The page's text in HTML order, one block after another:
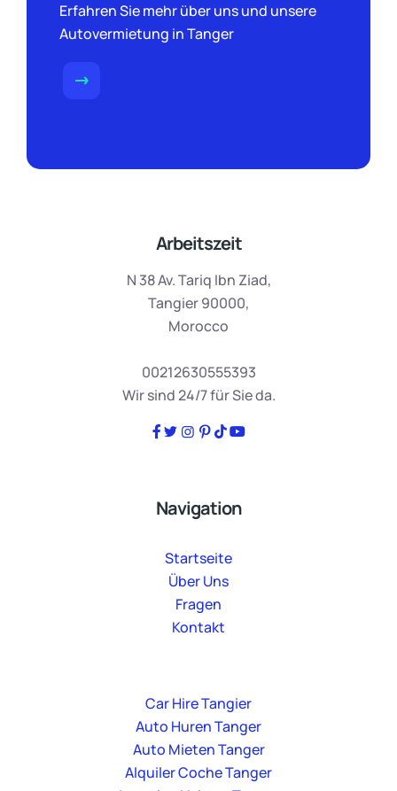
Erfahren Sie mehr über uns und unsere
Autovermietung in Tanger
Arbeitszeit
N 38 Av. Tariq Ibn Ziad,
Tangier 90000,
Morocco
00212630555393
Wir sind 24/7 für Sie da.
Navigation
Startseite
Über Uns
Fragen
Kontakt
Car Hire Tangier
Auto Huren Tanger
Auto Mieten Tanger
Alquiler Coche Tanger